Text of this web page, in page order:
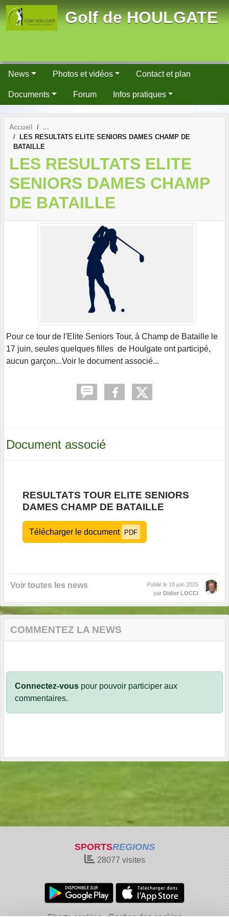
Golf de HOULGATE
News Photos et vidéos Contact et plan
Documents Forum Infos pratiques
Accueil
LES RESULTATS ELITE SENIORS DAMES CHAMP DE
BATAILLE
LES RESULTATS ELITE
SENIORS DAMES CHAMP
DE BATAILLE
Pour ce tour de l'Elite Seniors Tour, à Champ de Bataille le
17 juin, seules quelques filles de Houlgate ont participé,
aucun garçon...Voir le document associé...
Document associé
RESULTATS TOUR ELITE SENIORS
DAMES CHAMP DE BATAILLE
Télécharger le document PDF
Voir toutes les news Publié le 18 juin 2025
par Didier LOCCI
COMMENTEZ LA NEWS
Connectez-vous pour pouvoir participer aux
commentaires.
SPORTSREGIONS
28077 visites
Panneau de gestion des cookies